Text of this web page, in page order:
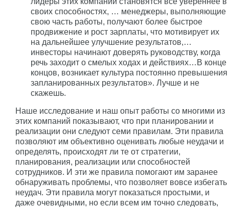
своих способностях, … менеджеры, выполняющие
свою часть работы, получают более быстрое
продвижение и рост зарплаты, что мотивирует их
на дальнейшее улучшение результатов,…
инвесторы начинают доверять руководству, когда
речь заходит о смелых ходах и действиях…В конце
концов, возникает культура постоянно превышения
запланированных результатов». Лучше и не
скажешь.
Наше исследование и наш опыт работы со многими из
этих компаний показывают, что при планировании и
реализации они следуют семи правилам. Эти правила
позволяют им объективно оценивать любые неудачи и
определять, происходят ли те от стратегии,
планирования, реализации или способностей
сотрудников. И эти же правила помогают им заранее
обнаруживать проблемы, что позволяет вовсе избегать
неудач. Эти правила могут показаться простыми, и
даже очевидными, но если всем им точно следовать,